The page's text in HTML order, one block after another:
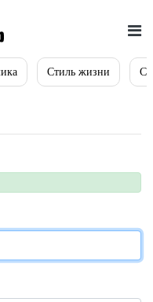
Стиль жизни